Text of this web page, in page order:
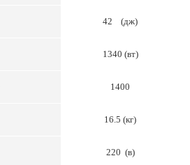
42 (дж)
1340 (вт)
1400
16.5 (кг)
220 (в)